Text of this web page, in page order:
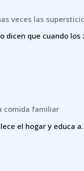
veces las
dicen que cuando
comida familiar
el hogar y educa